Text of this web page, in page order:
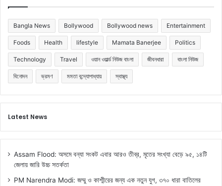
Bangla News Bollywood Bollywood news Entertainment
Foods Health lifestyle Mamata Banerjee Politics
Technology Travel ওয়ান ওয়ার্ল্ড নিউজ বাংলা জীবনধারা বাংলা নিউজ
বিনোদন ভ্রমণ মমতা বন্দ্যোপাধ্যায় স্বাস্থ্য
Latest News
Assam Flood: অসমে বন্যা সংকট এবার আরও তীব্র, মৃতের সংখ্যা বেড়ে ৯৫, ১৪টি
জেলায় জারি উচ্চ সতর্কতা
PM Narendra Modi: জম্মু ও কাশ্মীরের জন্য এক নতুন যুগ, ৩৭০ ধারা বাতিলের